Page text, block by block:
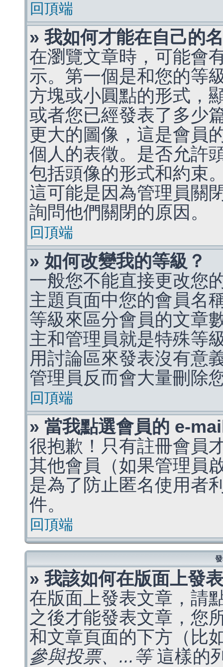
回頂端
» 我如何才能在自己的
在瀏覽文章時，可能會
示。第一個是和您的等
方塊或小圓點的形式，
或者您已經發表了多少
更大的圖像，這是會員
個人的表徵。是否允許
包括頭像的形式和約束
這可能是因為管理員關
詢問他們關閉的原因。
回頂端
» 如何改變我的等級？
一般您不能直接更改您
主題頁面中您的會員名
等級來區分會員的文章
主和管理員就是特殊等
用討論區來發表沒有意
管理員反而會大量刪除
回頂端
» 當我點選會員的 e-
很抱歉！只有註冊會員
其他會員（如果管理員
是為了防止匿名使用者
件。
回頂端
» 我該如何在版面上發
在版面上發表文章，請
之後才能發表文章，您
和文章頁面的下方（比
參與投票、...等這樣的